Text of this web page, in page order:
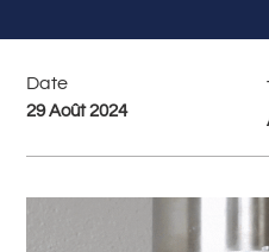
Date
29 Août 2024
Retour à toutes